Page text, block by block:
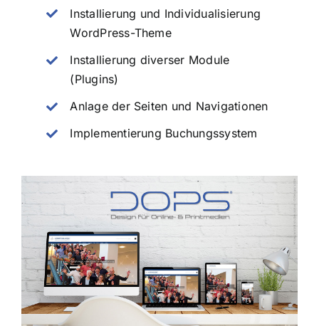
Installierung und Individualisierung
WordPress-Theme
Installierung diverser Module
(Plugins)
Anlage der Seiten und Navigationen
Implementierung Buchungssystem